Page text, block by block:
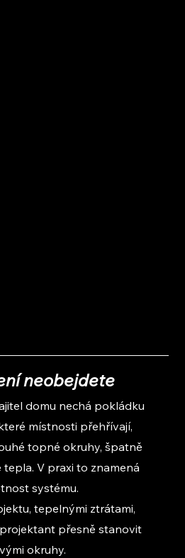
neobejdete
domu nechá pokládku
místnosti přehřívají,
topné okruhy, špatně
V praxi to znamená
systému.
tepelnými ztrátami,
přesně stanovit
okruhy.